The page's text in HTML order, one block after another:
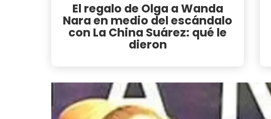
El regalo de Olga a Wanda
Nara en medio del escándalo
con La China Suárez: qué le
dieron